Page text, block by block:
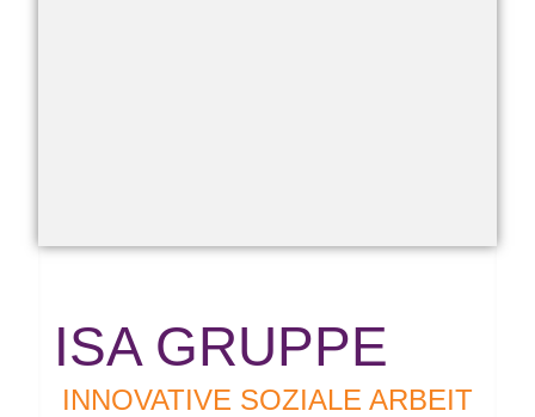
Stationäre
ISA GRUPPE
INNOVATIVE SOZIALE ARBEIT